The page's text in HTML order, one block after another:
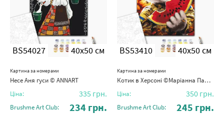
BS54027 40x50 см
Картина за номерами
Несе Аня гуси © ANNART
Ціна: 335 грн.
Brushme Art Club: 234 грн.
BS53410 40x50 см
Картина за номерами
Котик в Херсоні ©Маріанна Пащук
Ціна: 350 грн.
Brushme Art Club: 245 грн.